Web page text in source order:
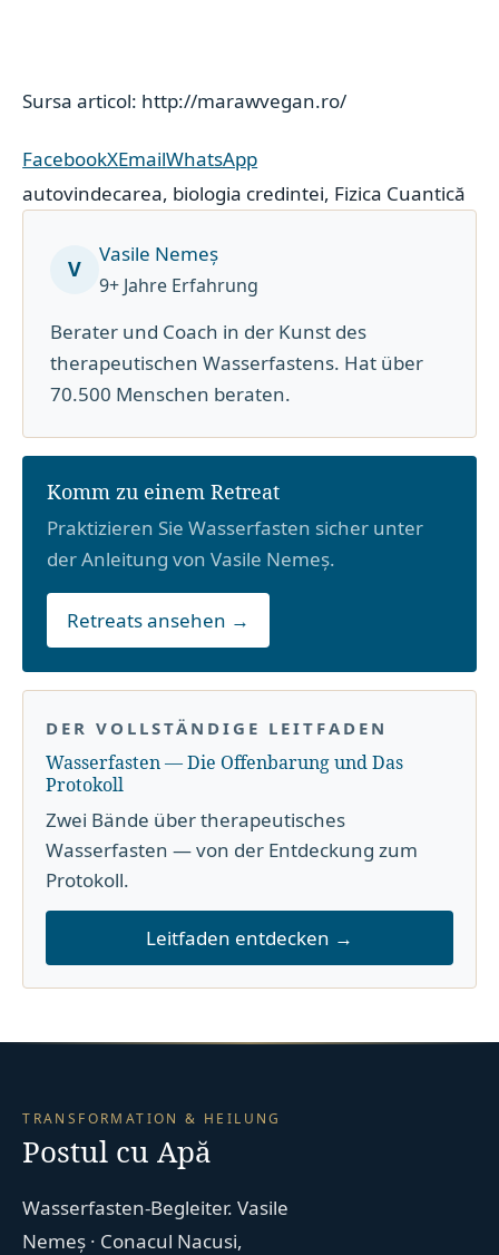
Sursa articol: http://marawvegan.ro/
FacebookXEmailWhatsApp
autovindecarea, biologia credintei, Fizica Cuantică
V
Vasile Nemeș
9+ Jahre Erfahrung
Berater und Coach in der Kunst des
therapeutischen Wasserfastens. Hat über
70.500 Menschen beraten.
Komm zu einem Retreat
Praktizieren Sie Wasserfasten sicher unter
der Anleitung von Vasile Nemeș.
Retreats ansehen →
DER VOLLSTÄNDIGE LEITFADEN
Wasserfasten — Die Offenbarung und Das
Protokoll
Zwei Bände über therapeutisches
Wasserfasten — von der Entdeckung zum
Protokoll.
Leitfaden entdecken →
TRANSFORMATION & HEILUNG
Postul cu Apă
Wasserfasten-Begleiter. Vasile
Nemeș · Conacul Nacusi,